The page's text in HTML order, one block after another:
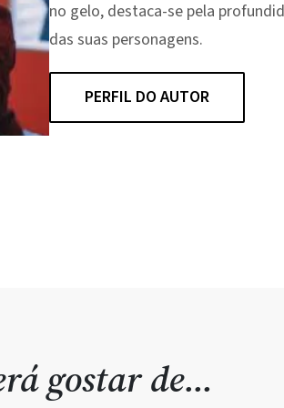
no gelo, destaca-se pela
das suas personagens.
PERFIL DO AUTOR
gostar de…